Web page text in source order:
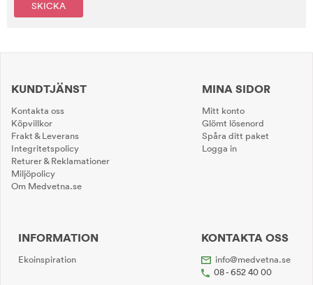
SKICKA
KUNDTJÄNST
Kontakta oss
Köpvillkor
Frakt & Leverans
Integritetspolicy
Returer & Reklamationer
Miljöpolicy
Om Medvetna.se
MINA SIDOR
Mitt konto
Glömt lösenord
Spåra ditt paket
Logga in
INFORMATION
Ekoinspiration
KONTAKTA OSS
info@medvetna.se
08 - 652 40 00